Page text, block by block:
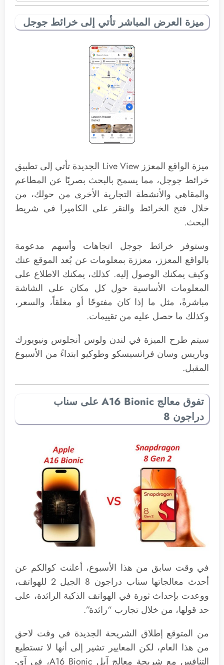
ميزة العرض المباشر تأتي إلى خرائط جوجل
ميزة الواقع المعزز Live View الجديدة تأتي إلى تطبيق
خرائط جوجل، مما يسمح بالبحث بصريًا عن المطاعم
والمقاهي والأنشطة التجارية الأخرى من حولك، من
خلال فتح الخرائط والنقر على الكاميرا في شريط
البحث.
وستوفر خرائط جوجل اتجاهات وأسهم مدعومة
بالواقع المعزز، معززة بمعلومات عن بُعد الموقع عنك
وكيف يمكنك الوصول إليه. كذلك، يمكنك الاطلاع على
المعلومات الأساسية حول كل مكان على الشاشة
مباشرةً، مثل ما إذا كان مفتوحًا أو مغلقاً، والسعر،
وكذلك ما حصل عليه من تقييمات.
سيتم طرح الميزة في لندن ولوس أنجلوس ونيويورك
وباريس وسان فرانسيسكو وطوكيو ابتداءً من الأسبوع
المقبل.
تفوق معالج A16 Bionic على سناب
دراجون 8
في وقت سابق من هذا الأسبوع، أعلنت كوالكم عن
أحدث معالجاتها سناب دراجون 8 الجيل 2 للهواتف،
ووعدت بإحداث ثورة في الهواتف الذكية الرائدة، على
حد قولها، من خلال تجارب “رائدة”.
من المتوقع إطلاق الشريحة الجديدة في وقت لاحق
من هذا العام، لكن المعايير تشير إلى أنها لا تستطيع
التنافس مع شريحة معالج آبل A16 Bionic، في آي-